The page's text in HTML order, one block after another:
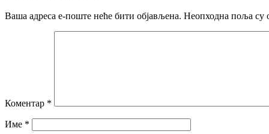
Ваша адреса е-поште неће бити објављена. Неопходна поља су
Коментар *
Име *